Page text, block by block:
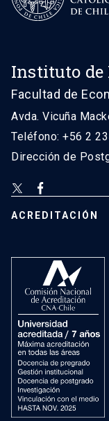
Instituto de
Facultad de
Avda. Vicuña
Teléfono: +56 2
Dirección de
ACREDITACIÓN